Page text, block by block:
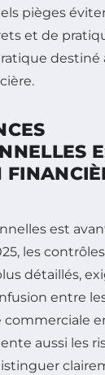
pièges
et de
destiné
est
les
détaillés,
entre
commerciale
aussi les